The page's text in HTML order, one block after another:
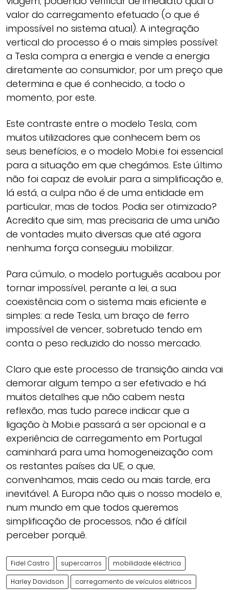
valor do carregamento efetuado (o que é
impossível no sistema atual). A integração
vertical do processo é o mais simples possível:
a Tesla compra a energia e vende a energia
diretamente ao consumidor, por um preço que
determina e que é conhecido, a todo o
momento, por este.
Este contraste entre o modelo Tesla, com
muitos utilizadores que conhecem bem os
seus benefícios, e o modelo Mobi.e foi essencial
para a situação em que chegámos. Este último
não foi capaz de evoluir para a simplificação e,
lá está, a culpa não é de uma entidade em
particular, mas de todos. Podia ser otimizado?
Acredito que sim, mas precisaria de uma união
de vontades muito diversas que até agora
nenhuma força conseguiu mobilizar.
Para cúmulo, o modelo português acabou por
tornar impossível, perante a lei, a sua
coexistência com o sistema mais eficiente e
simples: a rede Tesla, um braço de ferro
impossível de vencer, sobretudo tendo em
conta o peso reduzido do nosso mercado.
Claro que este processo de transição ainda vai
demorar algum tempo a ser efetivado e há
muitos detalhes que não cabem nesta
reflexão, mas tudo parece indicar que a
ligação à Mobi.e passará a ser opcional e a
experiência de carregamento em Portugal
caminhará para uma homogeneização com
os restantes países da UE, o que,
convenhamos, mais cedo ou mais tarde, era
inevitável. A Europa não quis o nosso modelo e,
num mundo em que todos queremos
simplificação de processos, não é difícil
perceber porquê.
Fidel Castro supercarros mobilidade eléctrica
Harley Davidson carregamento de veículos elétricos